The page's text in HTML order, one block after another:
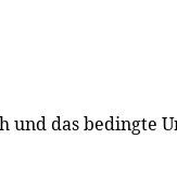
und das bedingte